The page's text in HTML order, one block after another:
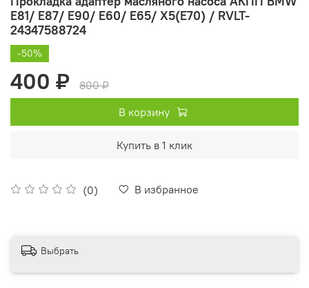
E81/ E87/ E90/ E60/ E65/ X5(E70) / RVLT-
24347588724
(0) В избранное
-50%
400 ₽
800 ₽
В корзину
Купить в 1 клик
Выбрать